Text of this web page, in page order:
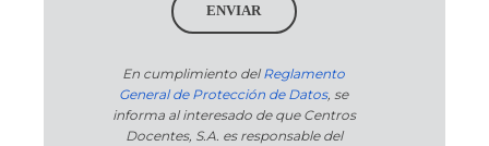
ENVIAR
En cumplimiento delReglamento
General de Protección de Datos, se
informa al interesado de que Centros
Docentes, S.A. es responsable del